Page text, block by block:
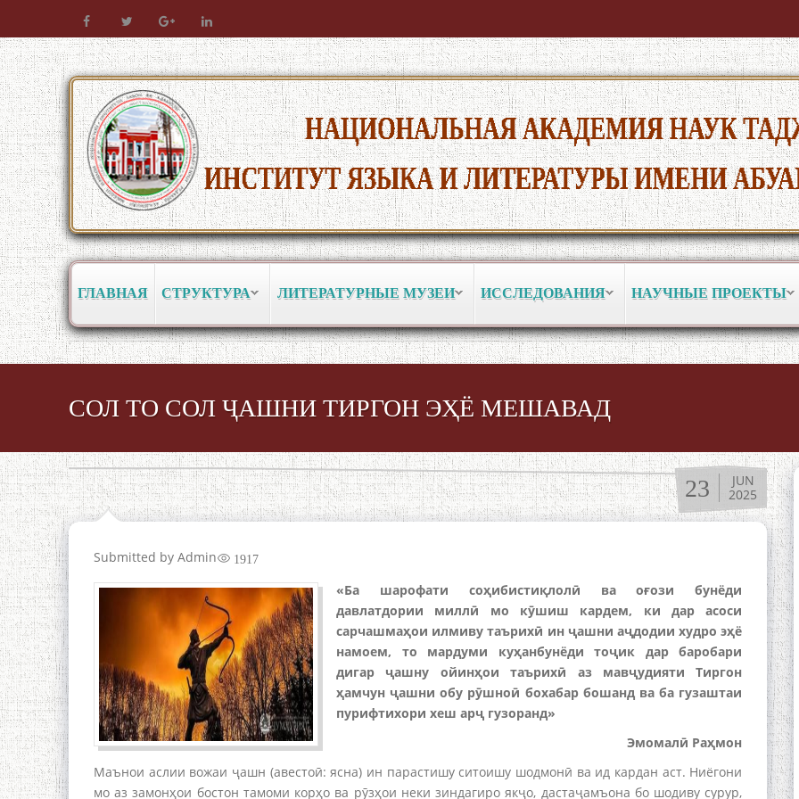
ГЛАВНАЯ СТРУКТУРА ЛИТЕРАТУРНЫЕ МУЗЕИ ИССЛЕДОВАНИЯ НАУЧНЫЕ ПРОЕКТЫ
СОЛ ТО СОЛ ҶАШНИ ТИРГОН ЭҲЁ МЕШАВАД
23
JUN
2025
Submitted by Admin 1917
«Ба шарофати соҳибистиқлолӣ ва оғози бунёди
давлатдории миллӣ мо кӯшиш кардем, ки дар асоси
сарчашмаҳои илмиву таърихӣ ин ҷашни аҷдодии худро эҳё
намоем, то мардуми куҳанбунёди тоҷик дар баробари
дигар ҷашну ойинҳои таърихӣ аз мавҷудияти Тиргон
ҳамчун ҷашни обу рӯшноӣ бохабар бошанд ва ба гузаштаи
пурифтихори хеш арҷ гузоранд»
Эмомалӣ Раҳмон
Маънои аслии вожаи ҷашн (авестоӣ: ясна) ин парастишу ситоишу шодмонӣ ва ид кардан аст. Ниёгони
мо аз замонҳои бостон тамоми корҳо ва рӯзҳои неки зиндагиро якҷо, дастаҷамъона бо шодиву сурур,